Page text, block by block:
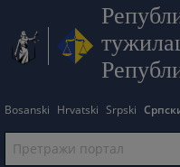
Bosanski Hrvatski Srpski